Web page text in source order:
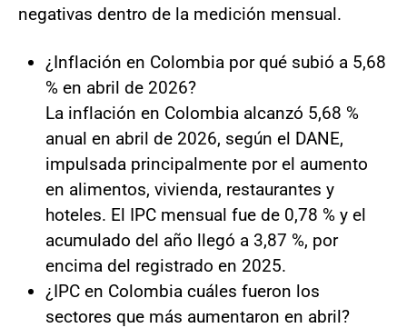
negativas dentro de la medición mensual.
¿Inflación en Colombia por qué subió a 5,68
% en abril de 2026?
La inflación en Colombia alcanzó 5,68 %
anual en abril de 2026, según el DANE,
impulsada principalmente por el aumento
en alimentos, vivienda, restaurantes y
hoteles. El IPC mensual fue de 0,78 % y el
acumulado del año llegó a 3,87 %, por
encima del registrado en 2025.
¿IPC en Colombia cuáles fueron los
sectores que más aumentaron en abril?